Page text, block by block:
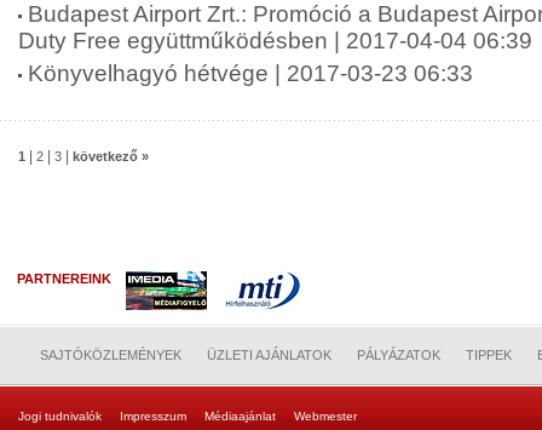
Budapest Airport Zrt.: Promóció a Budapest
Duty Free együttműködésben | 2017-04-04 06:39
Könyvelhagyó hétvége | 2017-03-23 06:33
1 2 3 következő »
PARTNEREINK
SAJTÓKÖZLEMÉNYEK ÜZLETI AJÁNLATOK PÁLYÁZATOK TIPPEK
Jogi tudnivalók Impresszum Médiaajánlat Webmester